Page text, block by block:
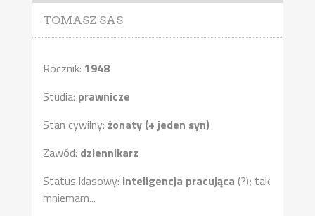
TOMASZ SAS
Rocznik: 1948
Studia: prawnicze
Stan cywilny: żonaty (+ jeden syn)
Zawód: dziennikarz
Status klasowy: inteligencja pracująca (?); tak
mniemam...